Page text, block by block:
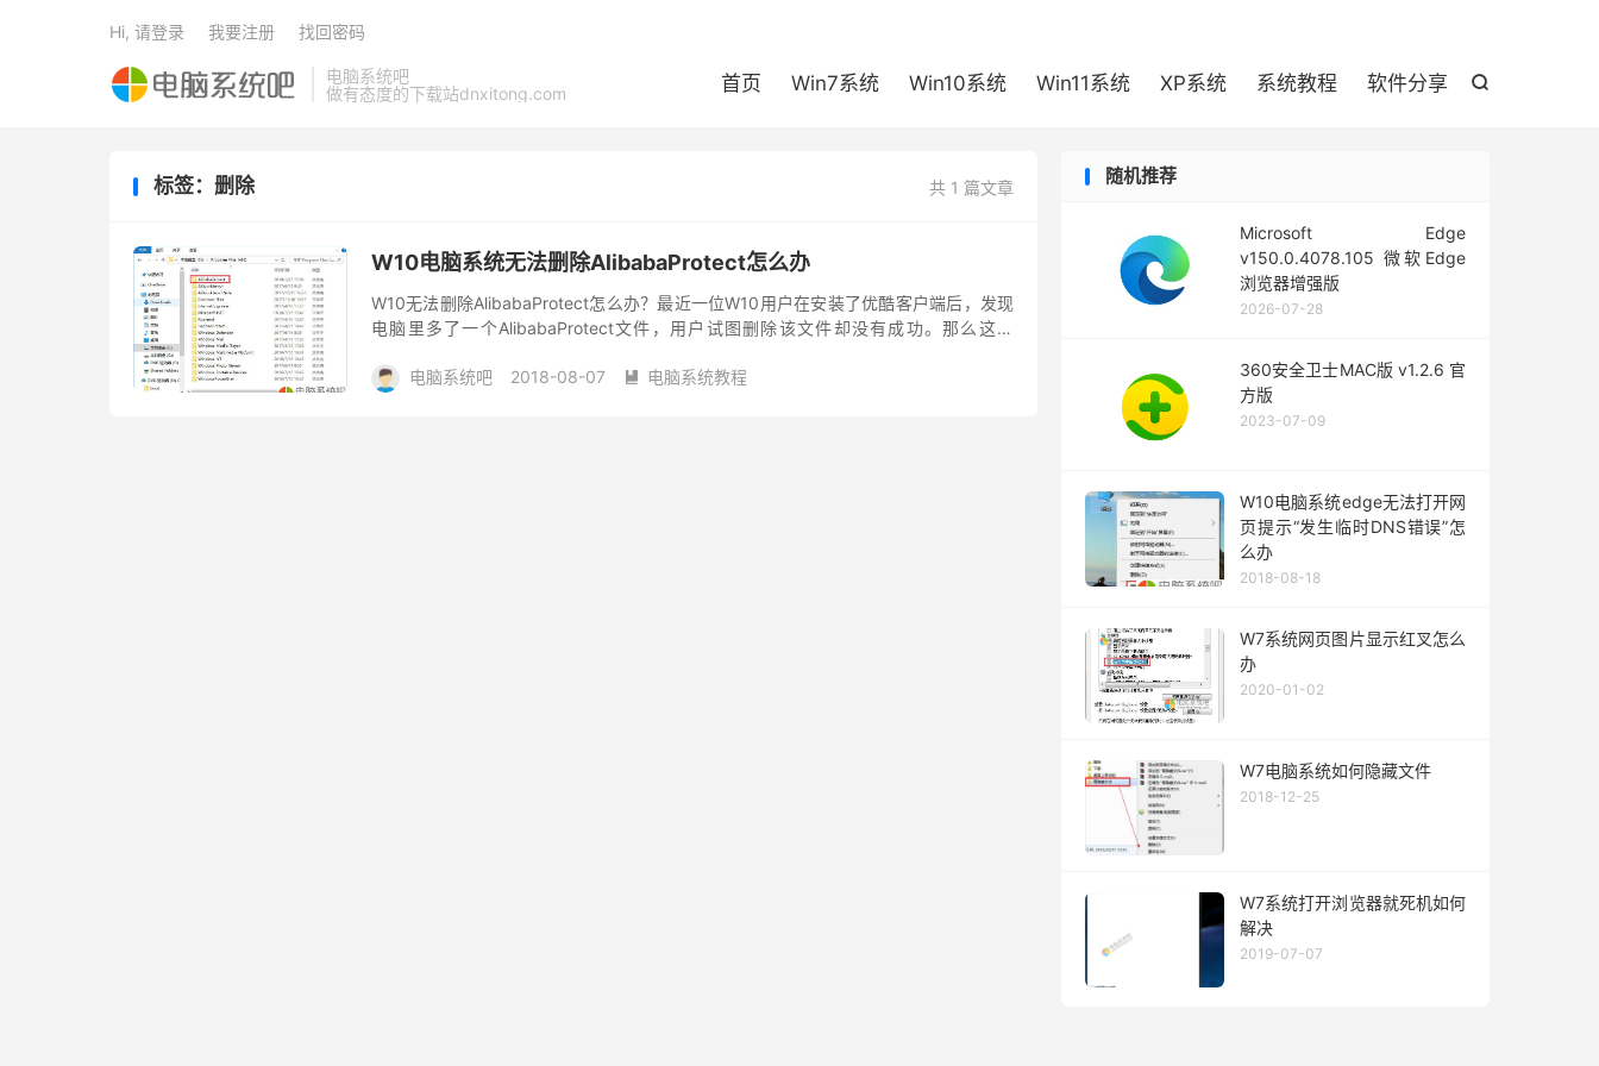
电脑系统吧
做有态度的下载站dnxitong.com

首页 Win7系统 Win10系统 Win11系统 XP系统 系统教程 软件分享
Hi, 请登录 我要注册 找回密码
共 1 篇文章
标签：删除
W10电脑系统无法删除AlibabaProtect怎么办
W10无法删除AlibabaProtect怎么办？最近一位W10用户在安装了优酷客户端后，发现
电脑里多了一个AlibabaProtect文件，用户试图删除该文件却没有成功。那么这个
电脑系统吧
2018-08-07  电脑系统教程
随机推荐
Microsoft Edge
v150.0.4078.105 微软Edge
浏览器增强版
2026-07-28
360安全卫士MAC版 v1.2.6 官
方版
2023-07-09
W10电脑系统edge无法打开网
页提示“发生临时DNS错误”怎
么办
2018-08-18
W7系统网页图片显示红叉怎么
办
2020-01-02
W7电脑系统如何隐藏文件
2018-12-25
W7系统打开浏览器就死机如何
解决
2019-07-07